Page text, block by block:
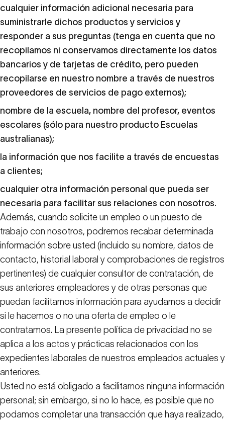
cualquier información adicional necesaria para
suministrarle dichos productos y servicios y
responder a sus preguntas (tenga en cuenta que no
recopilamos ni conservamos directamente los datos
bancarios y de tarjetas de crédito, pero pueden
recopilarse en nuestro nombre a través de nuestros
proveedores de servicios de pago externos);
nombre de la escuela, nombre del profesor, eventos
escolares (sólo para nuestro producto Escuelas
australianas);
la información que nos facilite a través de encuestas
a clientes;
cualquier otra información personal que pueda ser
necesaria para facilitar sus relaciones con nosotros.
Además, cuando solicite un empleo o un puesto de
trabajo con nosotros, podremos recabar determinada
información sobre usted (incluido su nombre, datos de
contacto, historial laboral y comprobaciones de registros
pertinentes) de cualquier consultor de contratación, de
sus anteriores empleadores y de otras personas que
puedan facilitarnos información para ayudarnos a decidir
si le hacemos o no una oferta de empleo o le
contratamos. La presente política de privacidad no se
aplica a los actos y prácticas relacionados con los
expedientes laborales de nuestros empleados actuales y
anteriores.
Usted no está obligado a facilitarnos ninguna información
personal; sin embargo, si no lo hace, es posible que no
podamos completar una transacción que haya realizado,